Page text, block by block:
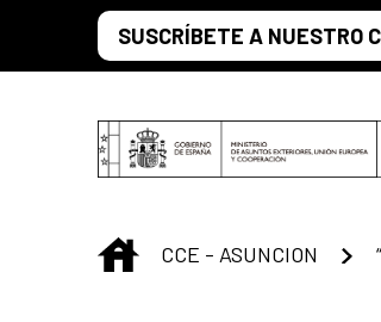
Saltar al contenido principal
SUSCRÍBETE A NUESTRO
INICIO
CCE - ASUNCION